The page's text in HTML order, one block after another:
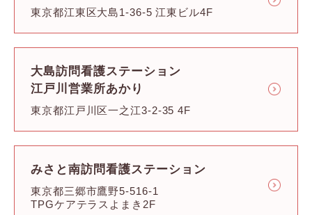
東京都江東区大島1-36-5 江東ビル4F
大島訪問看護ステーション
江戸川営業所あかり
東京都江戸川区一之江3-2-35 4F
みさと南訪問看護ステーション
東京都三郷市鷹野5-516-1
TPGケアテラスよまき2F